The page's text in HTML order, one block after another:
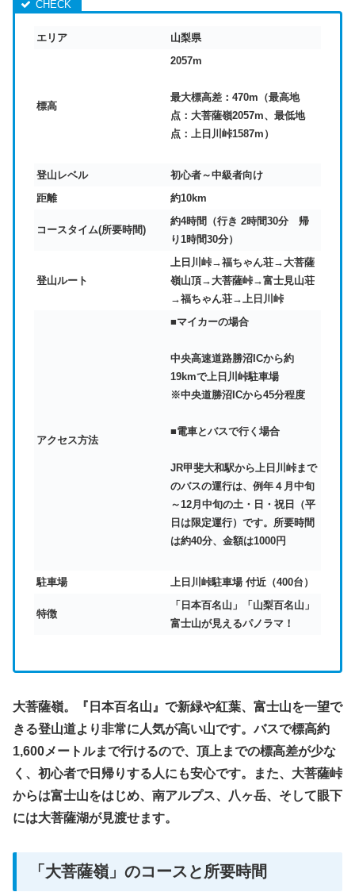
エリア 山梨県
標高
2057m
最大標高差： 470m（最高地
点：大菩薩嶺2057m、最低地
点：上日川峠1587m）
登山レベル
初心者～中級者向け
距離
約10km
コースタイム(所要時間)
約4時間（行き 2時間30分 帰
り1時間30分）
登山ルート
上日川峠→福ちゃん荘→大菩薩
嶺山頂→大菩薩峠→富士見山荘
→福ちゃん荘→上日川峠
アクセス方法
■マイカーの場合
中央高速道路勝沼ICから約
19kmで上日川峠駐車場
※中央道勝沼ICから45分程度
■電車とバスで行く場合
JR甲斐大和駅から上日川峠まで
のバスの運行は、例年４月中旬
～12月中旬の土・日・祝日（平
日は限定運行）です。 所要時間
は約40分、金額は1000円
駐車場 上日川峠駐車場 付近（400台）
特徴
「日本百名山」「山梨百名山」
富士山が見えるパノラマ！
大菩薩嶺。『日本百名山』で新緑や紅葉、富士山を一望で
きる登山道より非常に人気が高い山です。バスで標高約
1,600メートルまで行けるので、頂上までの標高差が少な
く、初心者で日帰りする人にも安心です。また、大菩薩峠
からは富士山をはじめ、南アルプス、八ヶ岳、そして眼下
には大菩薩湖が見渡せます。
「大菩薩嶺」のコースと所要時間